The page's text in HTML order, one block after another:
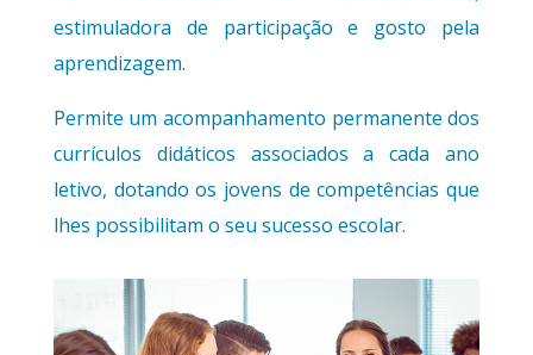
estimuladora de participação e gosto pela
aprendizagem.
Permite um acompanhamento permanente dos
currículos didáticos associados a cada ano
letivo, dotando os jovens de competências que
lhes possibilitam o seu sucesso escolar.